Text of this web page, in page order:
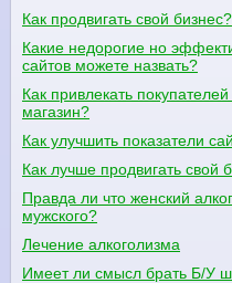
Как продвигать свой бизнес?
Какие недорогие но
сайтов можете назвать?
Как привлекать
магазин?
Как улучшить показатели
Как лучше продвигать свой
Правда ли что женский
мужского?
Лечение алкоголизма
Имеет ли смысл брать Б/У